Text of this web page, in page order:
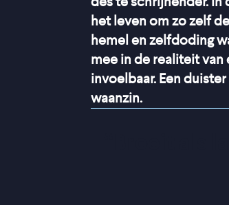
het leven om zo zelf
hemel en zelfdoding
mee in de realiteit van
invoelbaar. Een
waanzin.